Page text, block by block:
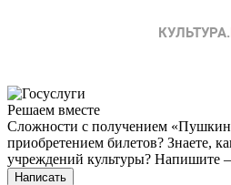
Решаем вместе
Сложности с получением
приобретением билетов? Знаете,
учреждений культуры? Напишите
Написать